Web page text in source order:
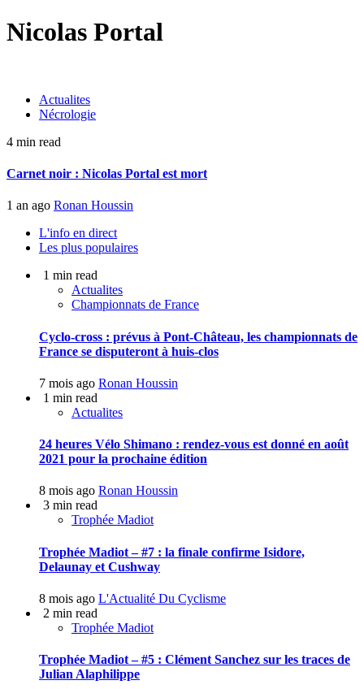
Nicolas Portal
Actualites
Nécrologie
4 min read
Carnet noir : Nicolas Portal est mort
1 an ago Ronan Houssin
L'info en direct
Les plus populaires
1 min read
Actualites
Championnats de France
Cyclo-cross : prévus à Pont-Château, les championnats de
France se disputeront à huis-clos
7 mois ago Ronan Houssin
1 min read
Actualites
24 heures Vélo Shimano : rendez-vous est donné en août
2021 pour la prochaine édition
8 mois ago Ronan Houssin
3 min read
Trophée Madiot
Trophée Madiot – #7 : la finale confirme Isidore,
Delaunay et Cushway
8 mois ago L'Actualité Du Cyclisme
2 min read
Trophée Madiot
Trophée Madiot – #5 : Clément Sanchez sur les traces de
Julian Alaphilippe